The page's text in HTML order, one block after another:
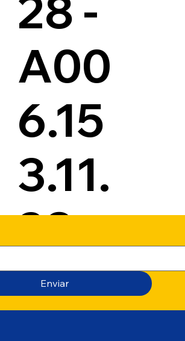
A00
6.15
3.11.
28
Enviar